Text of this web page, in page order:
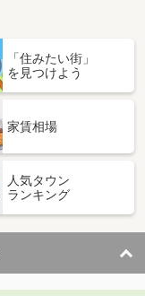
「住みたい街」
を見つけよう
家賃相場
人気タウン
ランキング